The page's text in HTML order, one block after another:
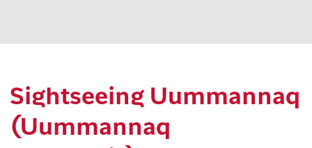
Sightseeing Uummannaq
(Uummannaq